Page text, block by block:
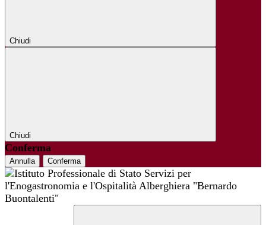
Chiudi
Chiudi
Conferma
Annulla Conferma